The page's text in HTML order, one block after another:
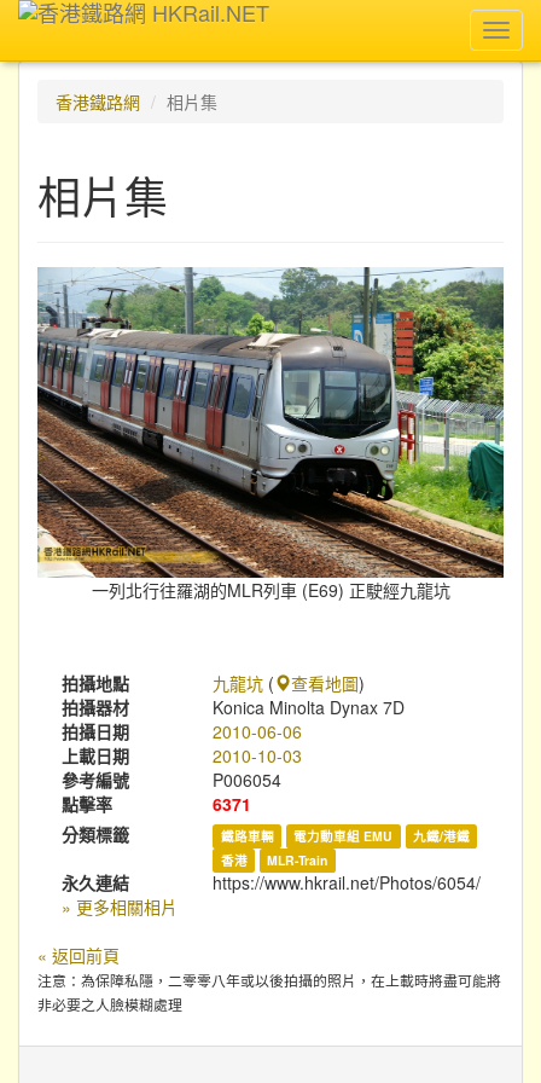
香港鐵路網
相片集
相片集
一列北行往羅湖的MLR列車 (E69) 正駛經九龍坑
拍攝地點 九龍坑 ( 查看地圖)
拍攝器材
Konica Minolta Dynax 7D
拍攝日期
2010-06-06
上載日期
2010-10-03
參考編號
P006054
點擊率
6371
分類標籤
鐵路車輛 電力動車組 EMU
九鐵/港鐵
香港
MLR-Train
永久連結
https://www.hkrail.net/Photos/6054/
» 更多相關相片
« 返回前頁
注意：為保障私隱，二零零八年或以後拍攝的照片，在上載時將盡可能將
非必要之人臉模糊處理